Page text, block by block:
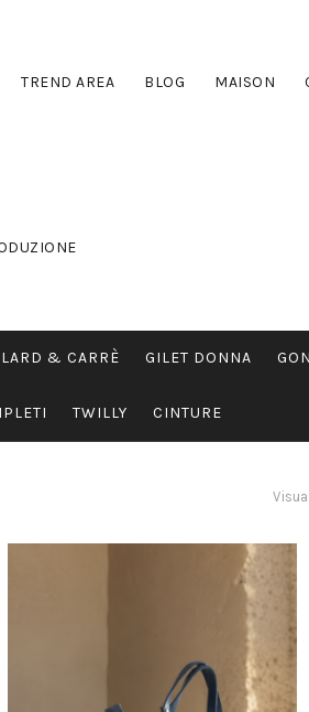
TREND AREA BLOG MAISON
& CARRÈ GILET DONNA
TWILLY CINTURE